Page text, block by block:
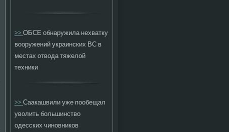
>>ОБСЕ обнаружила нехватку
вооружений украинских ВС в
местах отвода тяжелой
техники
>>Саакашвили уже пообещал
уволить большинство
одесских чиновников